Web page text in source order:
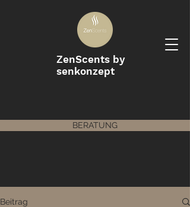
ZenScents by
senkonzept
BERATUNG
Beitrag